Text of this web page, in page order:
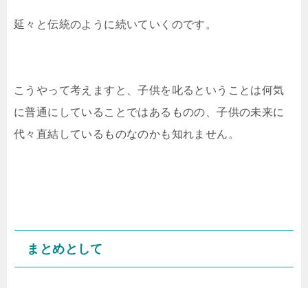
延々と伝統のように続いていくのです。
こうやって考えますと、子供を叱るということは何気
に普通にしていることではあるものの、子供の未来に
代々直結しているものなのかも知れません。
まとめとして